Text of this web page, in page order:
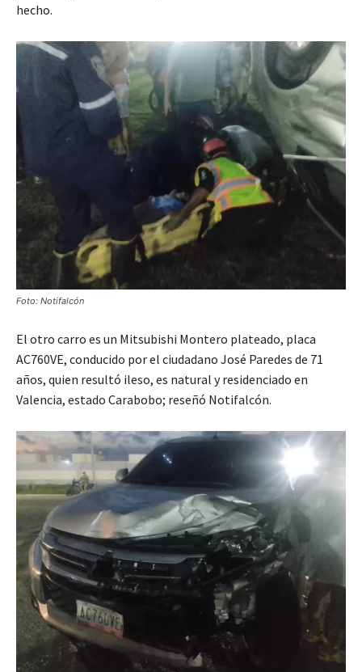
hecho.
Foto: Notifalcón
El otro carro es un Mitsubishi Montero plateado, placa
AC760VE, conducido por el ciudadano José Paredes de 71
años, quien resultó ileso, es natural y residenciado en
Valencia, estado Carabobo; reseñó Notifalcón.